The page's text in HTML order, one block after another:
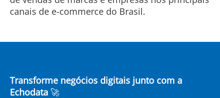
Transforme negócios digitais junto com a
Echodata 🚀